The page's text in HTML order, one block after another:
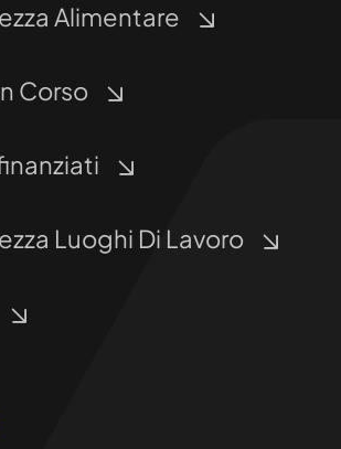
Alimentare
Corso
Luoghi Di Lavoro